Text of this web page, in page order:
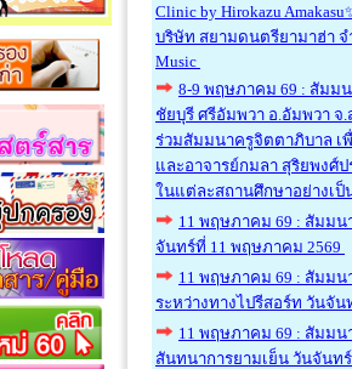
Clinic by Hirokazu
บริษัท สยามดนตรียามาฮ่า จ
Music
8-9 พฤษภาคม 69 : สัมม
ชัยบุรี ศรีอัมพวา อ.อัมพวา
ร่วมสัมมนาครูจิตตาภิบาล เ
และอาจารย์กมลา สุริยพงศ์
ในแต่ละสถานศึกษาอย่างเป็
11 พฤษภาคม 69 : สัมม
จันทร์ที่ 11 พฤษภาคม 2569
11 พฤษภาคม 69 : สัมม
ระหว่างทางไปรีสอร์ท วันจั
11 พฤษภาคม 69 : สัมม
สันทนาการยามเย็น วันจันท